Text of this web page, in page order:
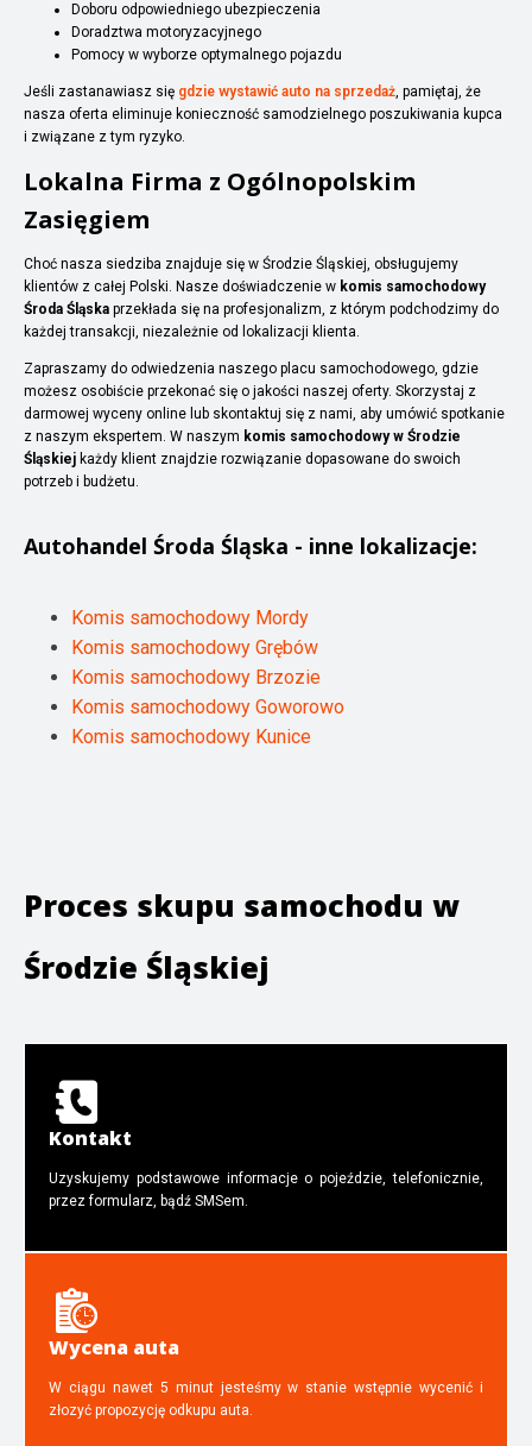
Doboru odpowiedniego ubezpieczenia
Doradztwa motoryzacyjnego
Pomocy w wyborze optymalnego pojazdu
Jeśli zastanawiasz się gdzie wystawić auto na sprzedaż, pamiętaj, że
nasza oferta eliminuje konieczność samodzielnego poszukiwania kupca
i związane z tym ryzyko.
Lokalna Firma z Ogólnopolskim
Zasięgiem
Choć nasza siedziba znajduje się w Środzie Śląskiej, obsługujemy
klientów z całej Polski. Nasze doświadczenie w komis samochodowy
Środa Śląska przekłada się na profesjonalizm, z którym podchodzimy do
każdej transakcji, niezależnie od lokalizacji klienta.
Zapraszamy do odwiedzenia naszego placu samochodowego, gdzie
możesz osobiście przekonać się o jakości naszej oferty. Skorzystaj z
darmowej wyceny online lub skontaktuj się z nami, aby umówić spotkanie
z naszym ekspertem. W naszym komis samochodowy w Środzie
Śląskiej każdy klient znajdzie rozwiązanie dopasowane do swoich
potrzeb i budżetu.
Autohandel Środa Śląska - inne lokalizacje:
Komis samochodowy Mordy
Komis samochodowy Grębów
Komis samochodowy Brzozie
Komis samochodowy Goworowo
Komis samochodowy Kunice
Proces skupu samochodu w
Środzie Śląskiej
Kontakt
Uzyskujemy podstawowe informacje o pojeździe, telefonicznie,
przez formularz, bądź SMSem.
Wycena auta
W ciągu nawet 5 minut jesteśmy w stanie wstępnie wycenić i
złozyć propozycję odkupu auta.